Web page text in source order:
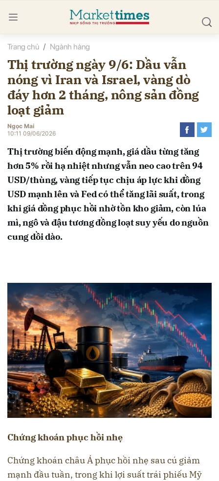
Trang chủ Ngành hàng
Thị trường ngày 9/6: Dầu vẫn
nóng vì Iran và Israel, vàng dò
đáy hơn 2 tháng, nông sản đồng
loạt giảm
Ngọc Mai
10:11 09/06/2026
Thị trường biến động mạnh, giá dầu từng tăng
hơn 5% rồi hạ nhiệt nhưng vẫn neo cao trên 94
USD/thùng, vàng tiếp tục chịu áp lực khi đồng
USD mạnh lên và Fed có thể tăng lãi suất, trong
khi giá đồng phục hồi nhờ tồn kho giảm, còn lúa
mì, ngô và đậu tương đồng loạt suy yếu do nguồn
cung dồi dào.
Chứng khoán phục hồi nhẹ
Chứng khoán châu Á phục hồi nhẹ sau cú giảm
mạnh đầu tuần, trong khi lợi suất trái phiếu Mỹ
luận